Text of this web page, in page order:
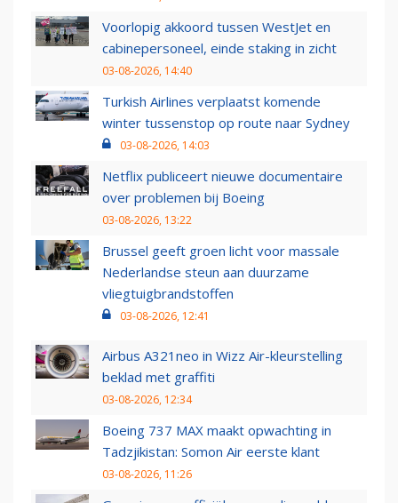
Voorlopig akkoord tussen WestJet en
cabinepersoneel, einde staking in zicht
03-08-2026, 14:40
Turkish Airlines verplaatst komende
winter tussenstop op route naar Sydney
03-08-2026, 14:03
Netflix publiceert nieuwe documentaire
over problemen bij Boeing
03-08-2026, 13:22
Brussel geeft groen licht voor massale
Nederlandse steun aan duurzame
vliegtuigbrandstoffen
03-08-2026, 12:41
Airbus A321neo in Wizz Air-kleurstelling
beklad met graffiti
03-08-2026, 12:34
Boeing 737 MAX maakt opwachting in
Tadzjikistan: Somon Air eerste klant
03-08-2026, 11:26